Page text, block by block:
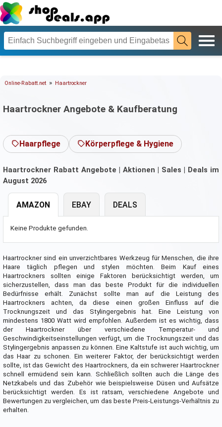
Online-Rabatt.net » Haartrockner
Haartrockner Angebote & Kaufberatung
Haarpflege Körperpflege & Hygiene
Haartrockner Rabatt Angebote | Aktionen | Sales | Deals im
August 2026
AMAZON
Keine Produkte gefunden.
EBAY DEALS
Haartrockner sind ein unverzichtbares Werkzeug für Menschen, die ihre
Haare täglich pflegen und stylen möchten. Beim Kauf eines
Haartrockners sollten einige Faktoren berücksichtigt werden, um
sicherzustellen, dass man das beste Produkt für die individuellen
Bedürfnisse erhält. Zunächst sollte man auf die Leistung des
Haartrockners achten, da diese einen großen Einfluss auf die
Trocknungszeit und das Stylingergebnis hat. Eine Leistung von
mindestens 1800 Watt wird empfohlen. Außerdem ist es wichtig, dass
der Haartrockner über verschiedene Temperatur- und
Geschwindigkeitseinstellungen verfügt, um die Trocknungszeit und das
Stylingergebnis anpassen zu können. Eine Kaltstufe ist auch wichtig, um
das Haar zu schonen. Ein weiterer Faktor, der berücksichtigt werden
sollte, ist das Gewicht des Haartrockners, da ein schwerer Haartrockner
schnell ermüdend sein kann. Schließlich sollten auch die Länge des
Netzkabels und das Zubehör wie beispielsweise Düsen und Aufsätze
berücksichtigt werden. Es ist ratsam, verschiedene Angebote und
Bewertungen zu vergleichen, um das beste Preis-Leistungs-Verhältnis zu
erhalten.